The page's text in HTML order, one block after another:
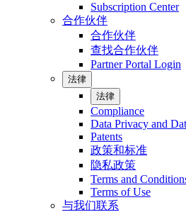
Subscription Center
合作伙伴
合作伙伴
查找合作伙伴
Partner Portal Login
法律
法律
Compliance
Data Privacy and
Patents
政策和标准
隐私政策
Terms and
Terms of Use
与我们联系